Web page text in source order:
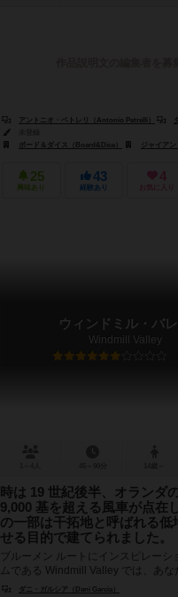
ピクシーゲームズ（Pixie Games）
アントニオ・ペトレリ（Antonio Petrelli）
ボード＆ダイス（Board&Dice）
ジャイアン
25
興味あり
43
経験あり
4
お気に入り
ウィンドミル・バ
Windmill Valley
時は 19 世紀後半、オランダ
9,000 基を超える風車が点在
の一部は干拓地と呼ばれる低
せる目的で建てられました。
ブルーメン ルートにインスピレーシ
ムである Windmill Valley では、あな
プレイヤーがチューリップ農家や起
ダニ・ガルシア（Dani Garcia）